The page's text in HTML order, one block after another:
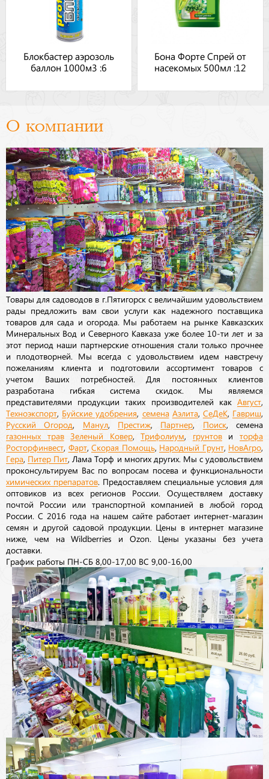
Блокбастер аэрозоль
баллон 1000м3 :6
Бона Форте Спрей от
насекомых 500мл :12
О компании
Товары для садоводов в г.Пятигорск с величайшим удовольствием
рады предложить вам свои услуги как надежного поставщика
товаров для сада и огорода. Мы работаем на рынке Кавказских
Минеральных Вод и Северного Кавказа уже более 10-ти лет и за
этот период наши партнерские отношения стали только прочнее
и плодотворней. Мы всегда с удовольствием идем навстречу
пожеланиям клиента и подготовили ассортимент товаров с
учетом Ваших потребностей. Для постоянных клиентов
разработана гибкая система скидок. Мы являемся
представителями продукции таких производителей как Август
Техноэкспорт Буйские удобрения семена Аэлита, СеДеК Гавриш
Русский Огород Манул, Престиж Партнер Поиск, семена
газонных трав Зеленый Ковер,Трифолиум грунтовиторфа
Росторфинвест Фарт, Скорая Помощь Народный Грунт, НовАгро
Гера Питер Пит , Лама Торф и многих других. Мы с удовольствием
проконсультируем Вас по вопросам посева и функциональности
химических препаратов. Предоставляем специальные условия для
оптовиков из всех регионов России. Осуществляем доставку
почтой России или транспортной компанией в любой город
России. С 2016 года на нашем сайте работает интернет-магазин
семян и другой садовой продукции. Цены в интернет магазине
ниже, чем на Wildberries и Ozon. Цены указаны без учета
доставки.
График работы ПН-СБ 8,00-17,00 ВС 9,00-16,00